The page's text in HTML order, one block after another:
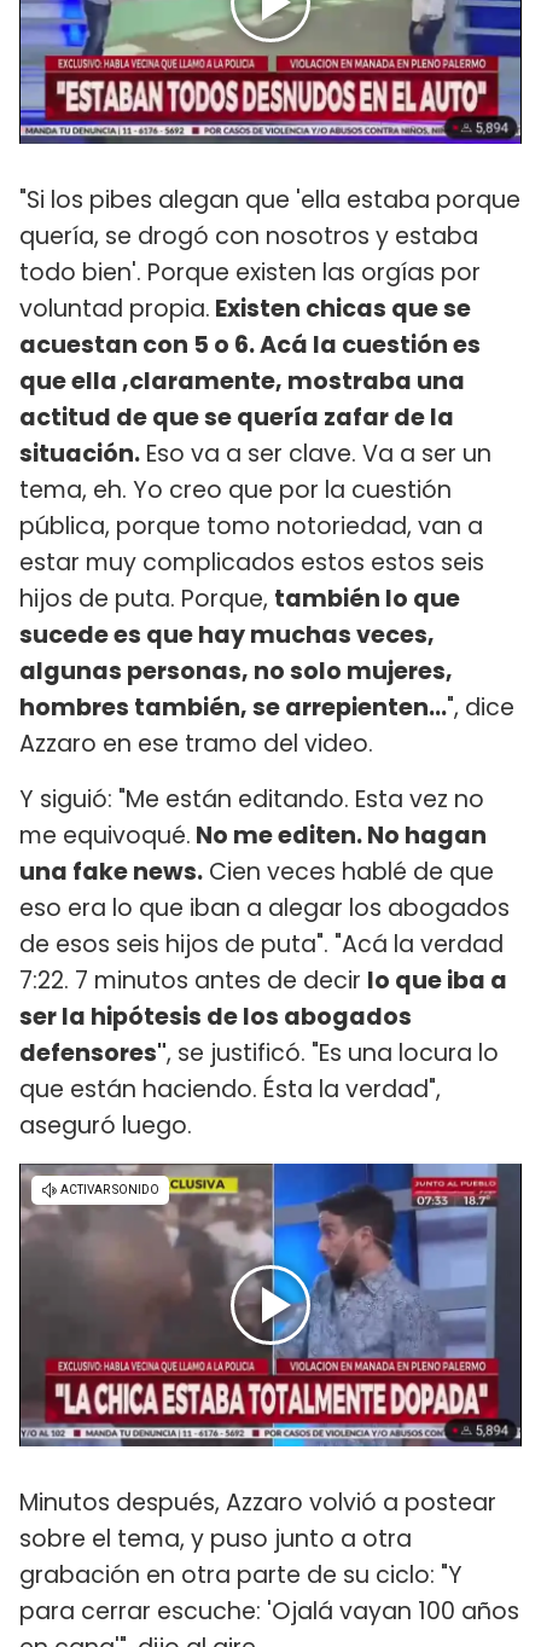
"Si los pibes alegan que 'ella estaba porque
quería, se drogó con nosotros y estaba
todo bien'. Porque existen las orgías por
voluntad propia. Existen chicas que se
acuestan con 5 o 6. Acá la cuestión es
que ella ,claramente, mostraba una
actitud de que se quería zafar de la
situación. Eso va a ser clave. Va a ser un
tema, eh. Yo creo que por la cuestión
pública, porque tomo notoriedad, van a
estar muy complicados estos estos seis
hijos de puta. Porque, también lo que
sucede es que hay muchas veces,
algunas personas, no solo mujeres,
hombres también, se arrepienten...", dice
Azzaro en ese tramo del video.
Y siguió: "Me están editando. Esta vez no
me equivoqué. No me editen. No hagan
una fake news. Cien veces hablé de que
eso era lo que iban a alegar los abogados
de esos seis hijos de puta". "Acá la verdad
7:22. 7 minutos antes de decir lo que iba a
ser la hipótesis de los abogados
defensores", se justificó. "Es una locura lo
que están haciendo. Ésta la verdad",
aseguró luego.
Minutos después, Azzaro volvió a postear
sobre el tema, y puso junto a otra
grabación en otra parte de su ciclo: "Y
para cerrar escuche: 'Ojalá vayan 100 años